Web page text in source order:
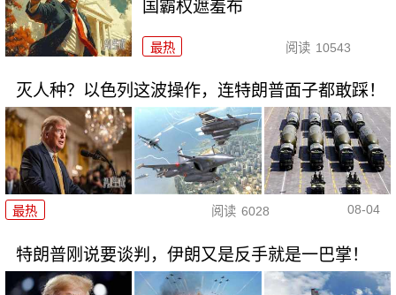
国霸权遮羞布
最热 阅读 10543
灭人种？以色列这波操作，连特朗普面子都敢踩！
最热 阅读 6028 08-04
特朗普刚说要谈判，伊朗又是反手就是一巴掌！